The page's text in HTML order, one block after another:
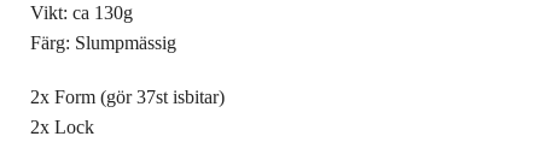
Vikt: ca 130g
Färg: Slumpmässig
2x Form (gör 37st isbitar)
2x Lock